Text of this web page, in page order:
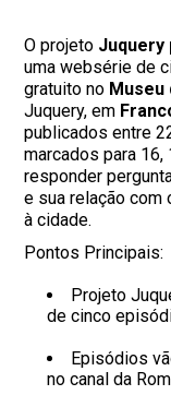
O projeto Juquery
uma websérie de
gratuito no Museu
Juquery, em
publicados entre
marcados para
responder
e sua relação
à cidade.
Pontos Principais:
Projeto
de cinco
Episódios
no canal da